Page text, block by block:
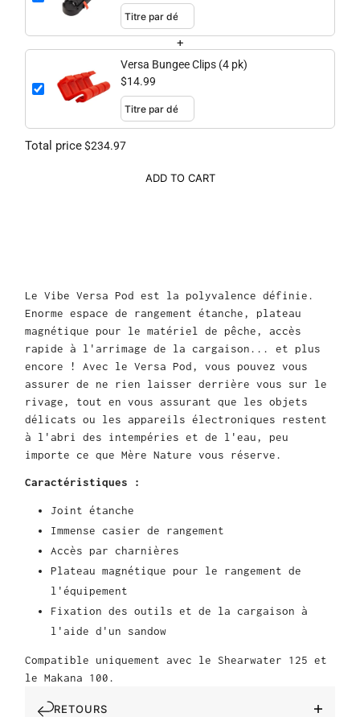
+
Versa Bungee Clips (4 pk)
$14.99
Total price$234.97
ADD TO CART
Le Vibe Versa Pod est la polyvalence définie.
Enorme espace de rangement étanche, plateau
magnétique pour le matériel de pêche, accès
rapide à l'arrimage de la cargaison... et plus
encore ! Avec le Versa Pod, vous pouvez vous
assurer de ne rien laisser derrière vous sur le
rivage, tout en vous assurant que les objets
délicats ou les appareils électroniques restent
à l'abri des intempéries et de l'eau, peu
importe ce que Mère Nature vous réserve.
Caractéristiques :
Joint étanche
Immense casier de rangement
Accès par charnières
Plateau magnétique pour le rangement de
l'équipement
Fixation des outils et de la cargaison à
l'aide d'un sandow
Compatible uniquement avec le Shearwater 125 et
le Makana 100.
RETOURS